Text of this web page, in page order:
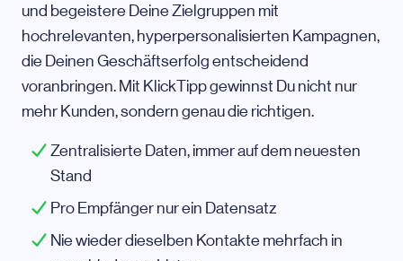
und begeistere Deine Zielgruppen mit
hochrelevanten, hyperpersonalisierten Kampagnen,
die Deinen Geschäftserfolg entscheidend
voranbringen. Mit KlickTipp gewinnst Du nicht nur
mehr Kunden, sondern genau die richtigen.
Zentralisierte Daten, immer auf dem neuesten
Stand
Pro Empfänger nur ein Datensatz
Nie wieder dieselben Kontakte mehrfach in